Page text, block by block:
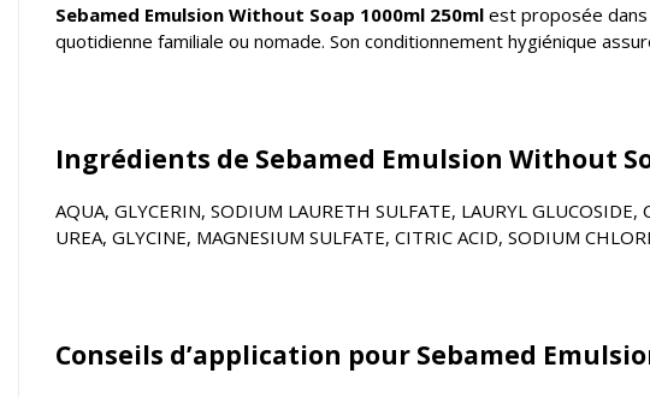
Sebamed Emulsion Without Soap 1000ml 250ml est proposée
quotidienne familiale ou nomade. Son conditionnement hygiénique
Ingrédients de Sebamed Emulsion Without
AQUA, GLYCERIN, SODIUM LAURETH SULFATE, LAURYL
UREA, GLYCINE, MAGNESIUM SULFATE, CITRIC ACID, SODIUM
Conseils d’application pour Sebamed